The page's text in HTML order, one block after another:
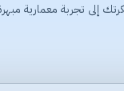
إلى تجربة معمارية